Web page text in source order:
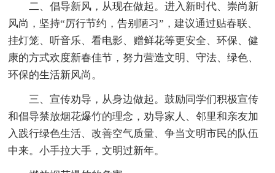
二、倡导新风，从现在做起。进入新时代、崇尚新
风尚，坚持“厉行节约，告别陋习”，建议通过贴春联、
挂灯笼、听音乐、看电影、赠鲜花等更安全、环保、健
康的方式欢度新春佳节，努力营造文明、守法、绿色、
环保的生活新风尚。
三、宣传劝导，从身边做起。鼓励同学们积极宣传
和倡导禁放烟花爆竹的理念，劝导家人、邻里和亲友加
入践行绿色生活、改善空气质量、争当文明市民的队伍
中来。小手拉大手，文明过新年。